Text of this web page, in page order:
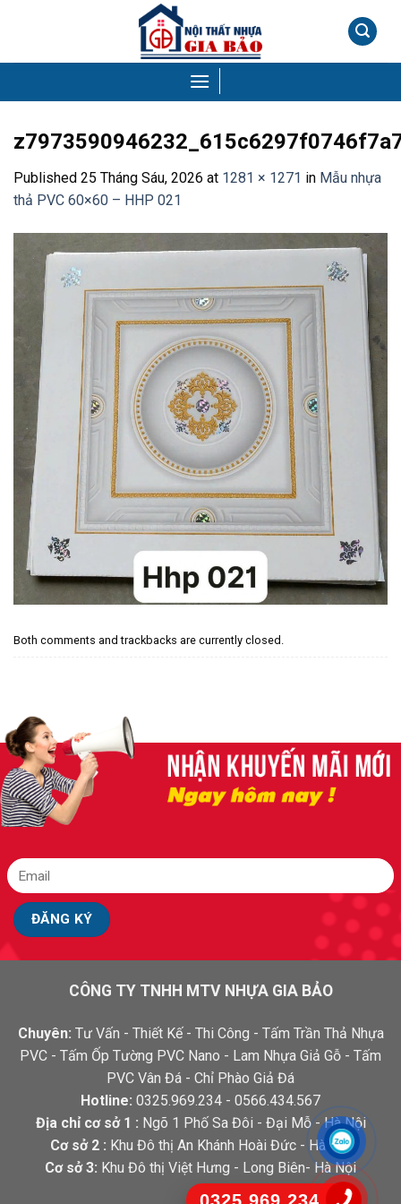
Published 25 Tháng Sáu, 2026 at 1281 × 1271 in Mẫu nhựa
thả PVC 60×60 – HHP 021
Both comments and trackbacks are currently closed.
CÔNG TY TNHH MTV NHỰA GIA BẢO
Chuyên: Tư Vấn - Thiết Kế - Thi Công - Tấm Trần Thả Nhựa
PVC - Tấm Ốp Tường PVC Nano - Lam Nhựa Giả Gỗ - Tấm
PVC Vân Đá - Chỉ Phào Giả Đá
Hotline: 0325.969.234 - 0566.434.567
Địa chỉ cơ sở 1 : Ngõ 1 Phố Sa Đôi - Đại Mỗ - Hà Nội
Cơ sở 2 : Khu Đô thị An Khánh Hoài Đức - Hà Nội
Cơ sở 3: Khu Đô thị Việt Hưng - Long Biên- Hà Nội